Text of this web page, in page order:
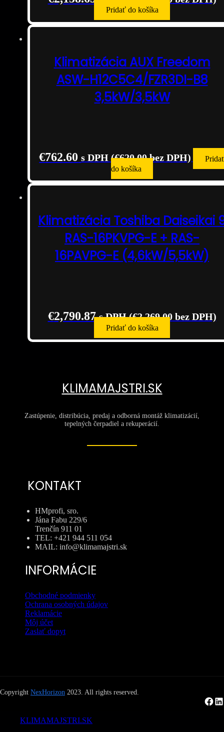
Pridať do košíka
Klimatizácia AUX Freedom
ASW-H12C5C4/FZR3DI-B8
3,5kW/3,5kW
€762.60 s DPH (€620.00bez DPH)
do košíka
Klimatizácia Toshiba Daiseikai
RAS-16PKVPG-E + RAS-
16PAVPG-E (4,6kW/5,5kW)
€2,790.87 s DPH (€2,269.00bez DPH)
Pridať do košíka
KLIMAMAJSTRI.SK
Zastúpenie, distribúcia, predaj a odborná montáž klimatizácií,
tepelných čerpadiel a rekuperácií.
KONTAKT
HMprofi, sro.
Jána Fabu 229/6
Trenčín 911 01
TEL: +421 944 511 054
MAIL: info@klimamajstri.sk
INFORMÁCIE
Obchodné podmienky
Ochrana osobných údajov
Reklamácie
Môj účet
Zaslať dopyt
Copyright NexHorizon 2023. All rights reserved.
Facebook LinkedIn
KLIMAMAJSTRI.SK